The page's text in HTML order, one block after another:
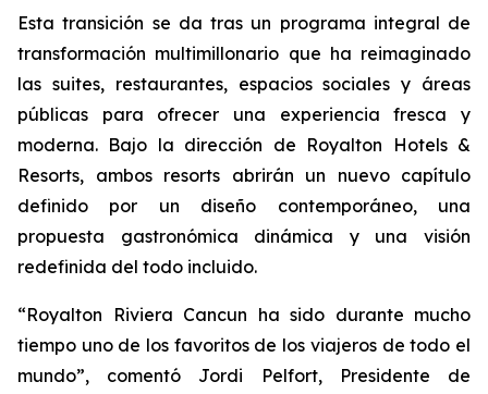
Esta transición se da tras un programa integral de
transformación multimillonario que ha reimaginado
las suites, restaurantes, espacios sociales y áreas
públicas para ofrecer una experiencia fresca y
moderna. Bajo la dirección de Royalton Hotels &
Resorts, ambos resorts abrirán un nuevo capítulo
definido por un diseño contemporáneo, una
propuesta gastronómica dinámica y una visión
redefinida del todo incluido.
“Royalton Riviera Cancun ha sido durante mucho
tiempo uno de los favoritos de los viajeros de todo el
mundo”, comentó Jordi Pelfort, Presidente de